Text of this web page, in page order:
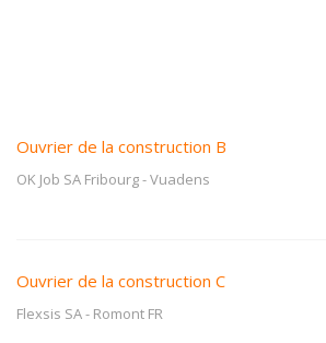
Ouvrier de la construction B
OK Job SA Fribourg-Vuadens
Ouvrier de la construction C
Flexsis SA- Romont FR